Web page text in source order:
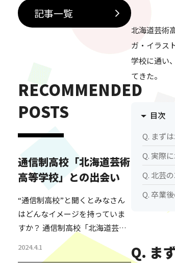
北海道芸術
ガ・イラス
学校に通い
てきた。
目次
Q. まず
Q. 実際
Q. 北芸
Q. 卒業
Q. ま
「芸高グループ」とは 横浜芸術
高等専修学校ダンス&ボーカルコ
ースでは、日々の授業に加え
て、…
記事一覧
RECOMMENDED
POSTS
通信制高校「北海道芸術
高等学校」との出会い
“通信制高校”と聞くとみなさん
はどんなイメージを持っていま
すか？ 通信制高校「北海道芸術
高等学校」通称“北芸”の名前を
私が知ったのは、今からちょう
2024.4.1